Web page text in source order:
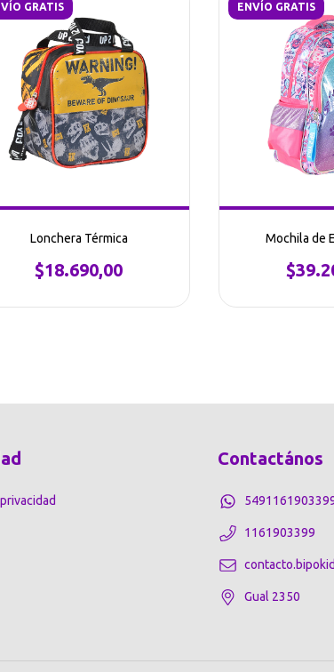
GRATIS
Lonchera Térmica
$18.690,00
ENVÍO GRATIS
Mochila de
Contactános
1161903399
Gual 2350